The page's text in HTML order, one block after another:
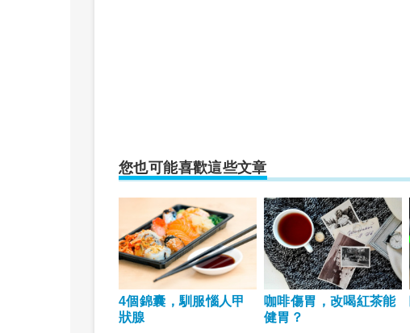
您也可能喜歡這些文章
4個錦囊，馴服惱人甲
狀腺
咖啡傷胃，改喝紅茶能
健胃？